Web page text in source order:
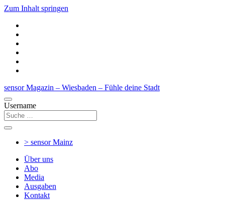
Zum Inhalt springen
sensor Magazin – Wiesbaden – Fühle deine Stadt
Username
> sensorMainz
Über uns
Abo
Media
Ausgaben
Kontakt